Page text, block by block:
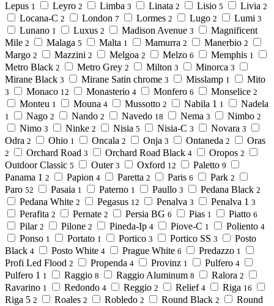
Lepus 1 Leyro 2 Limba 3 Linata 2 Lisio 5 Livia 2
Locana-C 2 London 7 Lormes 2 Lugo 2 Lumi 3
Lunano 1 Luxus 2 Madison Avenue 3
Magnificent
Mile 2 Malaga 5 Malta 1 Mamurra 2 Manerbio 2
Margo 2 Mazzini 2 Melgoa 2 Melzo 6 Memphis 1
Metro Black 2 Metro Grey 2 Milton 3 Minorca 3
Mirane Black 3 Mirane Satin chrome 3 Misslamp 1 Mito
3 Monaco 12 Monasterio 4 Monfero 6 Monselice 2
Monteu 1 Mouna 4 Mussotto 2 Nabila 1 1 Nadela
1 Nago 2 Nando 2 Navedo 18 Nema 3 Nimbo 2
Nimo 3 Ninke 2 Nisia 5 Nisia-C 3 Novara 3
Odra 2 Ohio 1 Oncala 2 Onja 3 Ontaneda 2 Oras
2 Orchard Road 3 Orchard Road Black 4 Oropos 2
Outdoor Classic 5 Outer 3 Oxford 12 Paletto 9
Panama 1 2 Papion 4 Paretta 2 Paris 6 Park 2
Paro 52 Pasaia 1 Paterno 1 Paullo 3 Pedana Black 2
Pedana White 2 Pegasus 12 Penalva 3 Penalva 1 3
Perafita 2 Pernate 2 Persia BG 6 Pias 1 Piatto 6
Pilar 2 Pilone 2 Pineda-Ip 4 Piove-C 1 Poliento 4
Ponso 1 Portato 1 Portico 3 Portico SS 3
Posto
Black 4 Posto White 4 Prague White 6 Predazzo 1
Profi Led Flood 2 Propenda 4 Provinz 1 Pulfero 4
Pulfero 1 1 Raggio 8 Raggio Aluminum 8 Ralora 2
Ravarino 1 Redondo 4 Reggio 2 Relief 4 Riga 16
Riga 5 2 Roales 2 Robledo 2 Round Black 2
Round